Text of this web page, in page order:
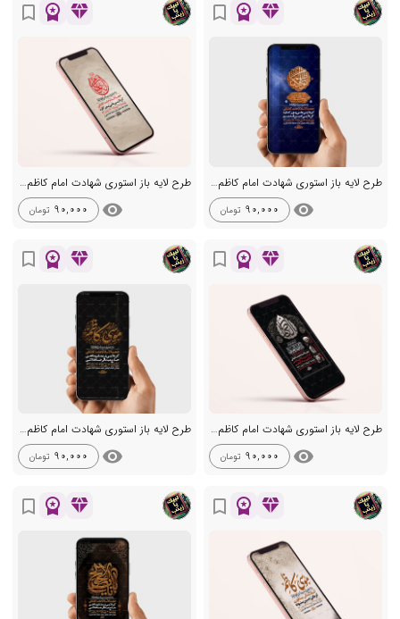
diamond
workspace_premium
bookmark_border
طرح لایه باز استوری شهادت امام کاظم ع
visibility
90,000 تومان
diamond
workspace_premium
bookmark_border
طرح لایه باز استوری شهادت امام کاظم ع
visibility
90,000 تومان
diamond
workspace_premium
bookmark_border
طرح لایه باز استوری شهادت امام کاظم ع
visibility
90,000 تومان
diamond
workspace_premium
bookmark_border
طرح لایه باز استوری شهادت امام کاظم ع
visibility
90,000 تومان
diamond
workspace_premium
bookmark_border
diamond
workspace_premium
bookmark_border